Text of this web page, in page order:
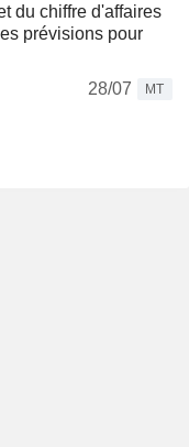
du chiffre d'affaires
prévisions pour
28/07
MT